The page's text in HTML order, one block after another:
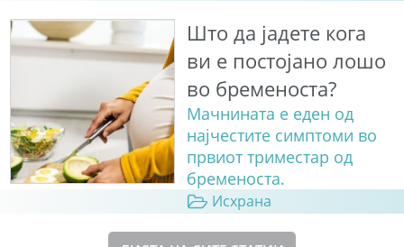
Што да јадете кога
ви е постојано лошо
во бременоста?
Мачнината е еден од
најчестите симптоми во
првиот триместар од
бременоста.
Исхрана